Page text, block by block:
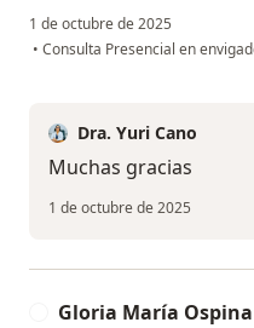
1 de octubre de 2025
• Consulta Presencial en
Dra. Yuri Cano
Muchas gracias
1 de octubre de 2025
Gloria María